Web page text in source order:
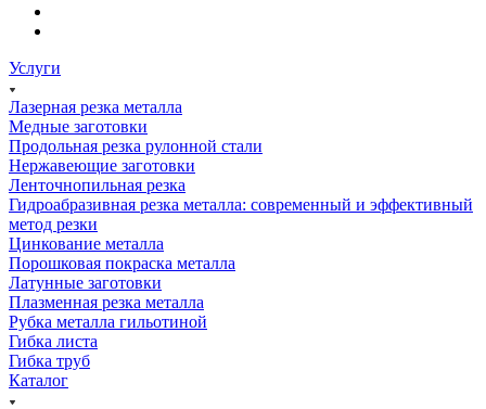
Услуги
Лазерная резка металла
Медные заготовки
Продольная резка рулонной стали
Нержавеющие заготовки
Ленточнопильная резка
Гидроабразивная резка металла: современный и эффективный
метод резки
Цинкование металла
Порошковая покраска металла
Латунные заготовки
Плазменная резка металла
Рубка металла гильотиной
Гибка листа
Гибка труб
Каталог